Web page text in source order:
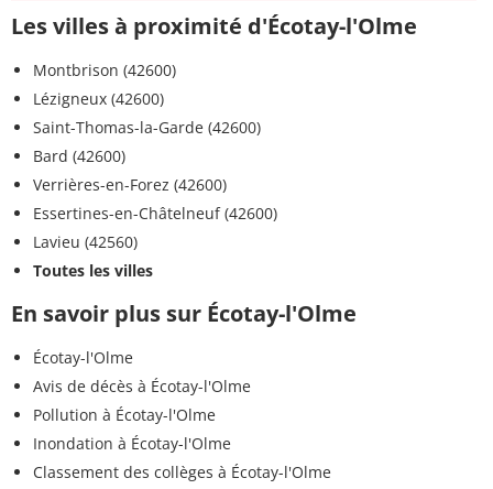
Les villes à proximité d'Écotay-l'Olme
Montbrison (42600)
Lézigneux (42600)
Saint-Thomas-la-Garde (42600)
Bard (42600)
Verrières-en-Forez (42600)
Essertines-en-Châtelneuf (42600)
Lavieu (42560)
Toutes les villes
En savoir plus sur Écotay-l'Olme
Écotay-l'Olme
Avis de décès à Écotay-l'Olme
Pollution à Écotay-l'Olme
Inondation à Écotay-l'Olme
Classement des collèges à Écotay-l'Olme